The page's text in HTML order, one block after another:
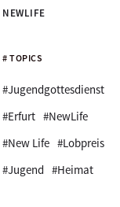
NEWLIFE
# TOPICS
#Jugendgottesdienst
#Erfurt #NewLife
#New Life #Lobpreis
#Jugend #Heimat